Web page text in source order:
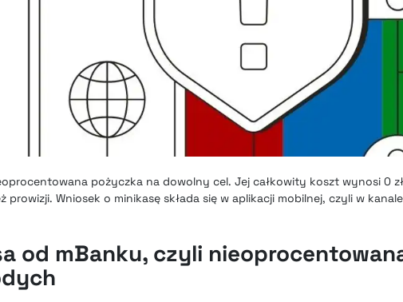
pożyczka na dowolny cel. Jej całkowity koszt wynosi 0
prowizji. Wniosek o minikasę składa się w aplikacji mobilnej, czyli w
od mBanku, czyli